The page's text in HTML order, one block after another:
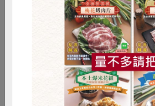
穿上圍裙、戴上頭巾的社員鄭麗
員在實境料理秀中，學到不少料
社的食材。（圖／中壢站）
RPET 食譜
雞蛋 食安 共同